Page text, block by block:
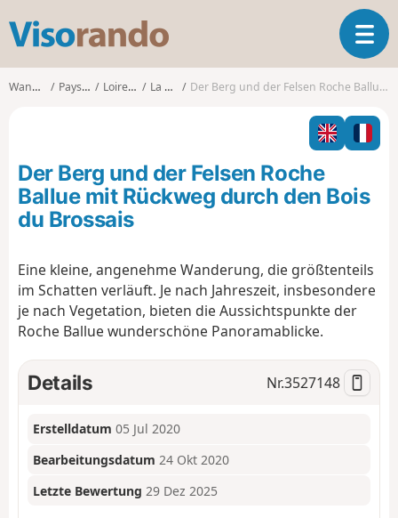
s
o
T
o
g
l
n
v
i
t
i
Wanderungen Pays de la Loire Loire-Atlantique La Montagne Der Berg und der Felsen Roche Ballue mit Rückweg durch den Bois du Brossais
Der Berg und der Felsen Roche
Ballue mit Rückweg durch den Bois
du Brossais
Eine kleine, angenehme Wanderung, die größtenteils
im Schatten verläuft. Je nach Jahreszeit, insbesondere
je nach Vegetation, bieten die Aussichtspunkte der
Roche Ballue wunderschöne Panoramablicke.
Details Nr.3527148
Erstelldatum 05 Jul 2020
Bearbeitungsdatum 24 Okt 2020
Letzte Bewertung 29 Dez 2025